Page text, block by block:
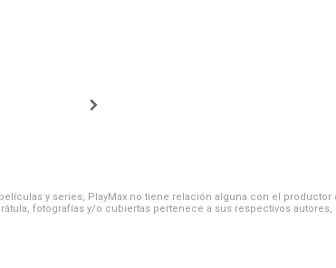
y series, PlayMax no tiene relación alguna con el productor
fotografías y/o cubiertas pertenece a sus respectivos